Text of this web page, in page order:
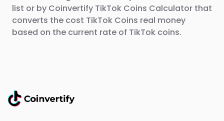
list or by Coinvertify TikTok Coins Calculator that
converts the cost TikTok Coins real money
based on the current rate of TikTok coins.